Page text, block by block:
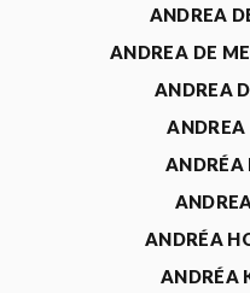
ANDREA
ANDREA DE
ANDREA
ANDREA
ANDRÉA
ANDRÉA
ANDRÉA